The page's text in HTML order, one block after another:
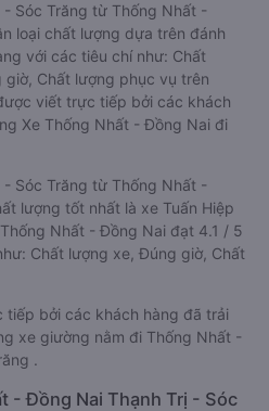
Sóc Trăng từ Thống Nhất -
loại chất lượng dựa trên đánh
với các tiêu chí như: Chất
Chất lượng phục vụ trên
viết trực tiếp bởi các khách
Xe Thống Nhất - Đồng Nai đi
Sóc Trăng từ Thống Nhất -
lượng tốt nhất là xe Tuấn Hiệp
Nhất - Đồng Nai đạt 4.1 / 5
Chất lượng xe, Đúng giờ, Chất
bởi các khách hàng đã trải
xe giường nằm đi Thống Nhất -
.
- Đồng Nai Thạnh Trị - Sóc